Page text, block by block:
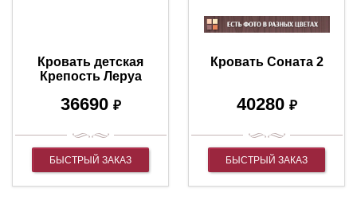
Кровать детская
Крепость Леруа
36690 ₽
БЫСТРЫЙ ЗАКАЗ
Кровать Соната 2
40280 ₽
БЫСТРЫЙ ЗАКАЗ